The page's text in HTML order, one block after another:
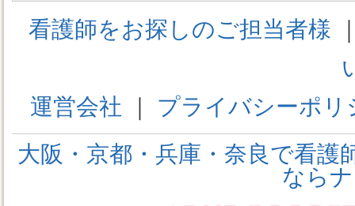
看護師をお探しのご担当者様
運営会社 ｜ プライバシーポリ
大阪・京都・兵庫・奈良で看
なら